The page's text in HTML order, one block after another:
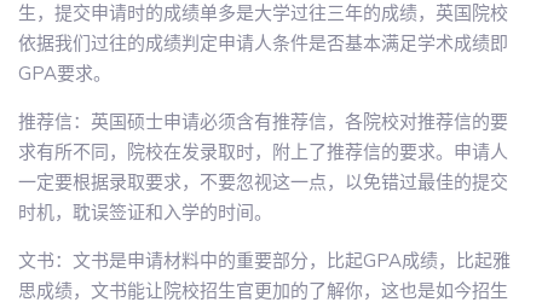
生，提交申请时的成绩单多是大学过往三年的成绩，英国院校
依据我们过往的成绩判定申请人条件是否基本满足学术成绩即
GPA要求。
推荐信：英国硕士申请必须含有推荐信，各院校对推荐信的要
求有所不同，院校在发录取时，附上了推荐信的要求。申请人
一定要根据录取要求，不要忽视这一点，以免错过最佳的提交
时机，耽误签证和入学的时间。
文书：文书是申请材料中的重要部分，比起GPA成绩，比起雅
思成绩，文书能让院校招生官更加的了解你，这也是如今招生